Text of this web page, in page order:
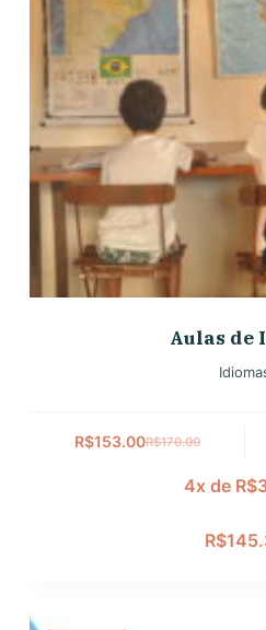
Aulas de
R$170.00
R$153.00
4x de R$
R$